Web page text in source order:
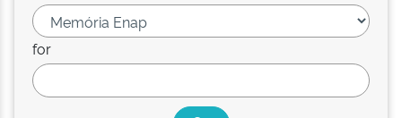
for